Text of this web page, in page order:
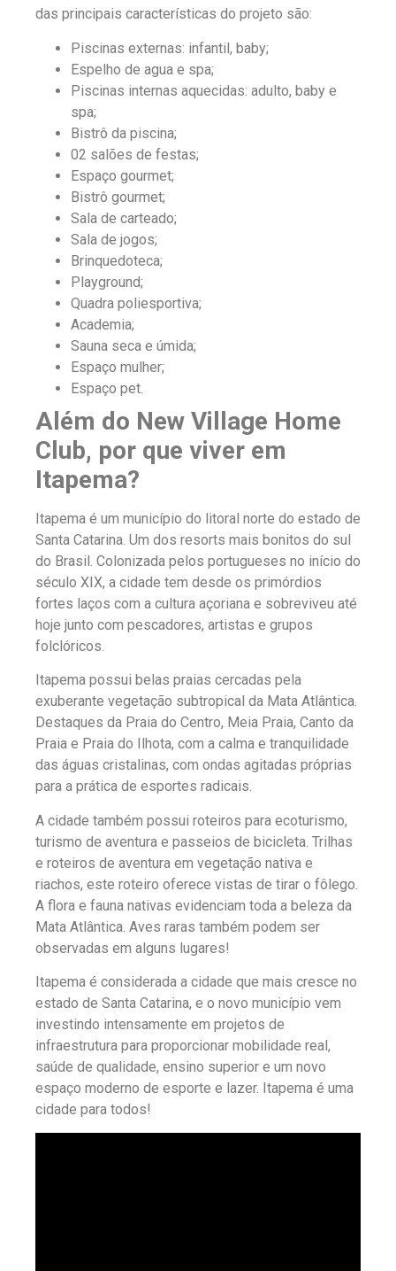
das principais características do projeto são:
Piscinas externas: infantil, baby;
Espelho de agua e spa;
Piscinas internas aquecidas: adulto, baby e
spa;
Bistrô da piscina;
02 salões de festas;
Espaço gourmet;
Bistrô gourmet;
Sala de carteado;
Sala de jogos;
Brinquedoteca;
Playground;
Quadra poliesportiva;
Academia;
Sauna seca e úmida;
Espaço mulher;
Espaço pet.
Além do New Village Home
Club, por que viver em
Itapema?
Itapema é um município do litoral norte do estado de
Santa Catarina. Um dos resorts mais bonitos do sul
do Brasil. Colonizada pelos portugueses no início do
século XIX, a cidade tem desde os primórdios
fortes laços com a cultura açoriana e sobreviveu até
hoje junto com pescadores, artistas e grupos
folclóricos.
Itapema possui belas praias cercadas pela
exuberante vegetação subtropical da Mata Atlântica.
Destaques da Praia do Centro, Meia Praia, Canto da
Praia e Praia do Ilhota, com a calma e tranquilidade
das águas cristalinas, com ondas agitadas próprias
para a prática de esportes radicais.
A cidade também possui roteiros para ecoturismo,
turismo de aventura e passeios de bicicleta. Trilhas
e roteiros de aventura em vegetação nativa e
riachos, este roteiro oferece vistas de tirar o fôlego.
A flora e fauna nativas evidenciam toda a beleza da
Mata Atlântica. Aves raras também podem ser
observadas em alguns lugares!
Itapema é considerada a cidade que mais cresce no
estado de Santa Catarina, e o novo município vem
investindo intensamente em projetos de
infraestrutura para proporcionar mobilidade real,
saúde de qualidade, ensino superior e um novo
espaço moderno de esporte e lazer. Itapema é uma
cidade para todos!